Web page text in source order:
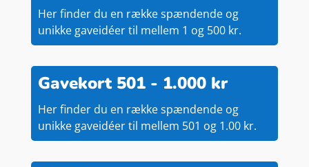
Her finder du en række spændende og
unikke gaveidéer til mellem 1 og 500 kr.
Gavekort 501 - 1.000 kr
Her finder du en række spændende og
unikke gaveidéer til mellem 501 og 1.00 kr.